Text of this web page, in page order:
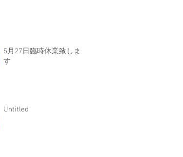
5月27日臨時休業致しま
す
Untitled